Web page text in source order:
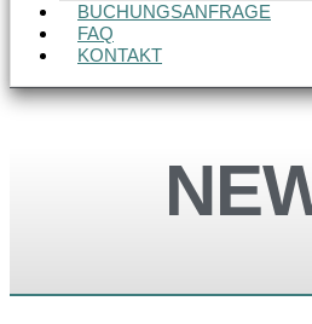
BUCHUNGSANFRAGE
FAQ
KONTAKT